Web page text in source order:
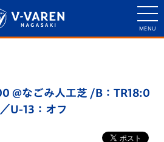
@なごみ人工芝 /B：TR18:0
U-13：オフ